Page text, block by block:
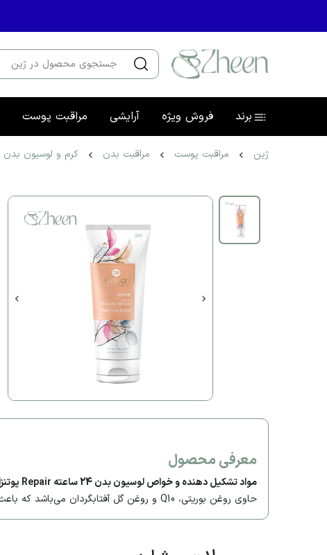
برند فروش ویژه آرایشی مراقبت پوست
ژین مراقبت پوست مراقبت بدن کرم و لوسیون بدن
معرفی محصول
مواد تشکیل دهنده و خواص لوسیون بدن 24 ساعته Repair پوتنزا:
حاوی روغن بوریتی، Q10 و روغن گل آفتابگردان می‌باشد که باعث بازسازی پوست آسیب دیده، آبرسانی سریع پوست، ضد التهاب و اثرات مخرب پوستی می‌باشد.